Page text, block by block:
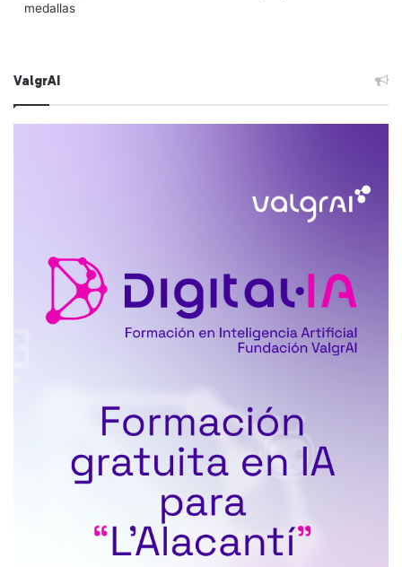
medallas
ValgrAI